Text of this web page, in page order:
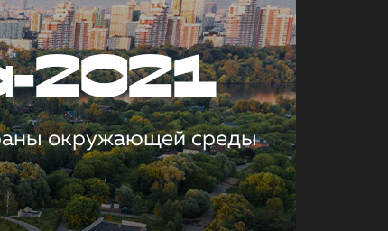
2021
окружающей среды